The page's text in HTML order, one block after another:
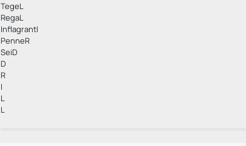
TegeL
RegaL
InflagrantI
PenneR
SeiD
D
R
I
L
L